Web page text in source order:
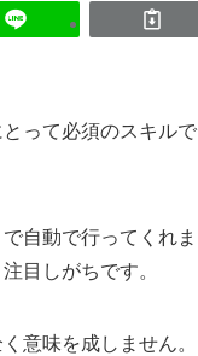
って必須のスキルで
自動で行ってくれま
目しがちです。
意味を成しません。